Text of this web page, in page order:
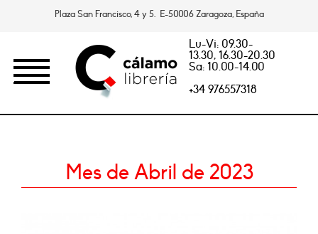
Plaza San Francisco, 4 y 5. E-50006 Zaragoza, España
Lu-Vi: 09.30-
13.30, 16.30-20.30
Sa: 10.00-14.00
+34 976557318
Mes de Abril de 2023